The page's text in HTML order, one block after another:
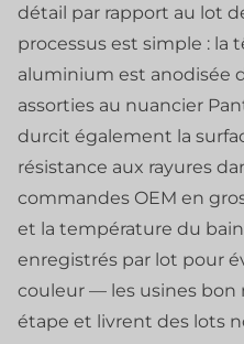
détail par rapport au lot
processus est simple : la
aluminium est anodisée
assorties au nuancier
durcit également la
résistance aux rayures
commandes OEM en
et la température du
enregistrés par lot pour
couleur — les usines
étape et livrent des lots